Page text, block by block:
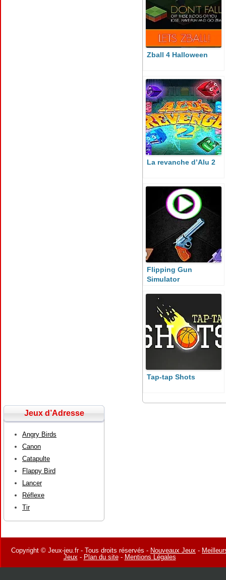
Zball 4 Halloween
La revanche d’Alu 2
Flipping Gun
Simulator
Tap-tap Shots
Jeux d’Adresse
Angry Birds
Canon
Catapulte
Flappy Bird
Lancer
Réflexe
Tir
Copyright © Jeux-jeu.fr - Tous droits réservés - Nouveaux Jeux -
Jeux- Plan du site- Mentions Légales